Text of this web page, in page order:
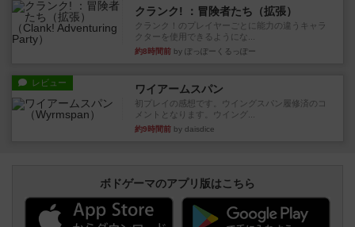
クランク! ：冒険者たち（拡張）
クランク！のプレイヤーごとに能力の違うキャラ
クターを使用できるようにな...
約8時間前 by ぽっぽーくるっぽー
レビュー ワイアームスパン
初プレイの感想です。ウイングスパン履修済のコ
メントとなります。ウイング...
約9時間前 by daisdice
ボドゲーマのアプリ版はこちら